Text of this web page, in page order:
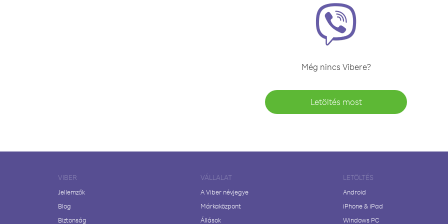
Még nincs Vibere?
Letöltés most
VIBER
Jellemzők
Blog
Biztonság
VÁLLALAT
A Viber névjegye
Márkaközpont
Állások
LETÖLTÉS
Android
iPhone & iPad
Windows PC